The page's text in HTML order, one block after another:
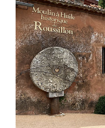
dans
le
LUBERON
?